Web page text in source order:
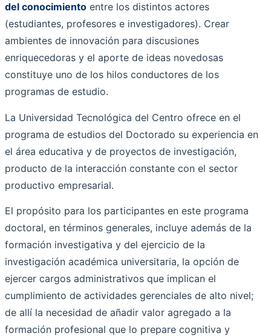
del conocimiento entre los distintos actores
(estudiantes, profesores e investigadores). Crear
ambientes de innovación para discusiones
enriquecedoras y el aporte de ideas novedosas
constituye uno de los hilos conductores de los
programas de estudio.
La Universidad Tecnológica del Centro ofrece en el
programa de estudios del Doctorado su experiencia en
el área educativa y de proyectos de investigación,
producto de la interacción constante con el sector
productivo empresarial.
El propósito para los participantes en este programa
doctoral, en términos generales, incluye además de la
formación investigativa y del ejercicio de la
investigación académica universitaria, la opción de
ejercer cargos administrativos que implican el
cumplimiento de actividades gerenciales de alto nivel;
de allí la necesidad de añadir valor agregado a la
formación profesional que lo prepare cognitiva y